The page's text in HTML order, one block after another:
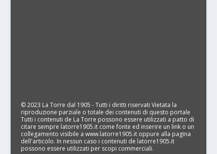
© 2023 La Torre dal 1905 - Tutti i diritti riservati Vietata la
riproduzione parziale o totale dei contenuti di questo portale
Tutti i contenuti de La Torre possono essere utilizzati a patto di
citare sempre latorre1905.it come fonte ed inserire un link o un
collegamento visibile a www.latorre1905.it oppure alla pagina
dell'articolo. In nessun caso i contenuti de latorre1905.it
possono essere utilizzati per scopi commerciali.